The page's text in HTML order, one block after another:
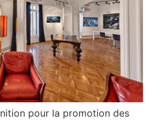
pour la promotion des